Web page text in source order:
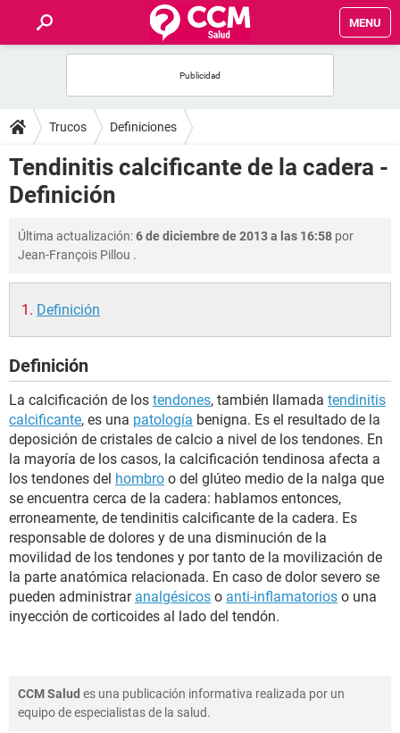
MENU
FOROS
SALUD
FAMILIA
NUTRICIÓN
SEXUALIDAD
Trucos Definiciones
Tendinitis calcificante de la cadera -
Definición
Última actualización:6 de diciembre de 2013 a las 16:58 por
Jean-François Pillou .
Definición
Definición
La calcificación de los tendones, también llamada tendinitis
calcificante, es una patología benigna. Es el resultado de la
deposición de cristales de calcio a nivel de los tendones. En
la mayoría de los casos, la calcificación tendinosa afecta a
los tendones del hombro o del glúteo medio de la nalga que
se encuentra cerca de la cadera: hablamos entonces,
erroneamente, de tendinitis calcificante de la cadera. Es
responsable de dolores y de una disminución de la
movilidad de los tendones y por tanto de la movilización de
la parte anatómica relacionada. En caso de dolor severo se
pueden administrar analgésicos o anti-inflamatorios o una
inyección de corticoides al lado del tendón.
CCM Salud es una publicación informativa realizada por un
equipo de especialistas de la salud.